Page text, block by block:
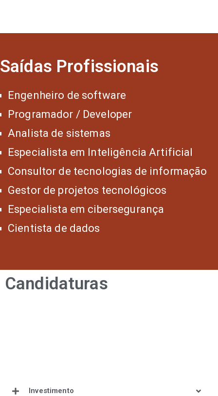
Saídas Profissionais
Engenheiro de software
Programador / Developer
Analista de sistemas
Especialista em Inteligência Artificial
Consultor de tecnologias de informação
Gestor de projetos tecnológicos
Especialista em cibersegurança
Cientista de dados
Candidaturas
Investimento